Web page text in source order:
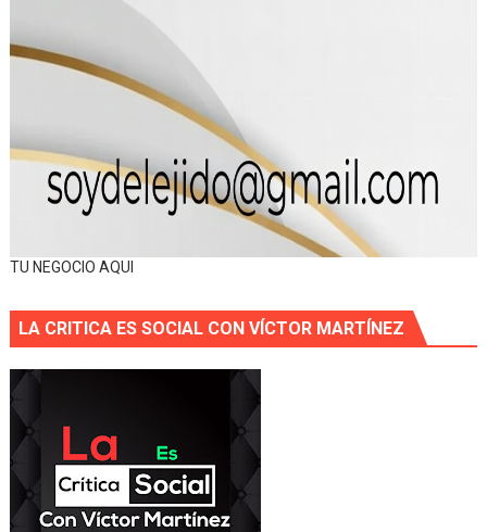
TU NEGOCIO AQUI
LA CRITICA ES SOCIAL CON VÍCTOR MARTÍNEZ